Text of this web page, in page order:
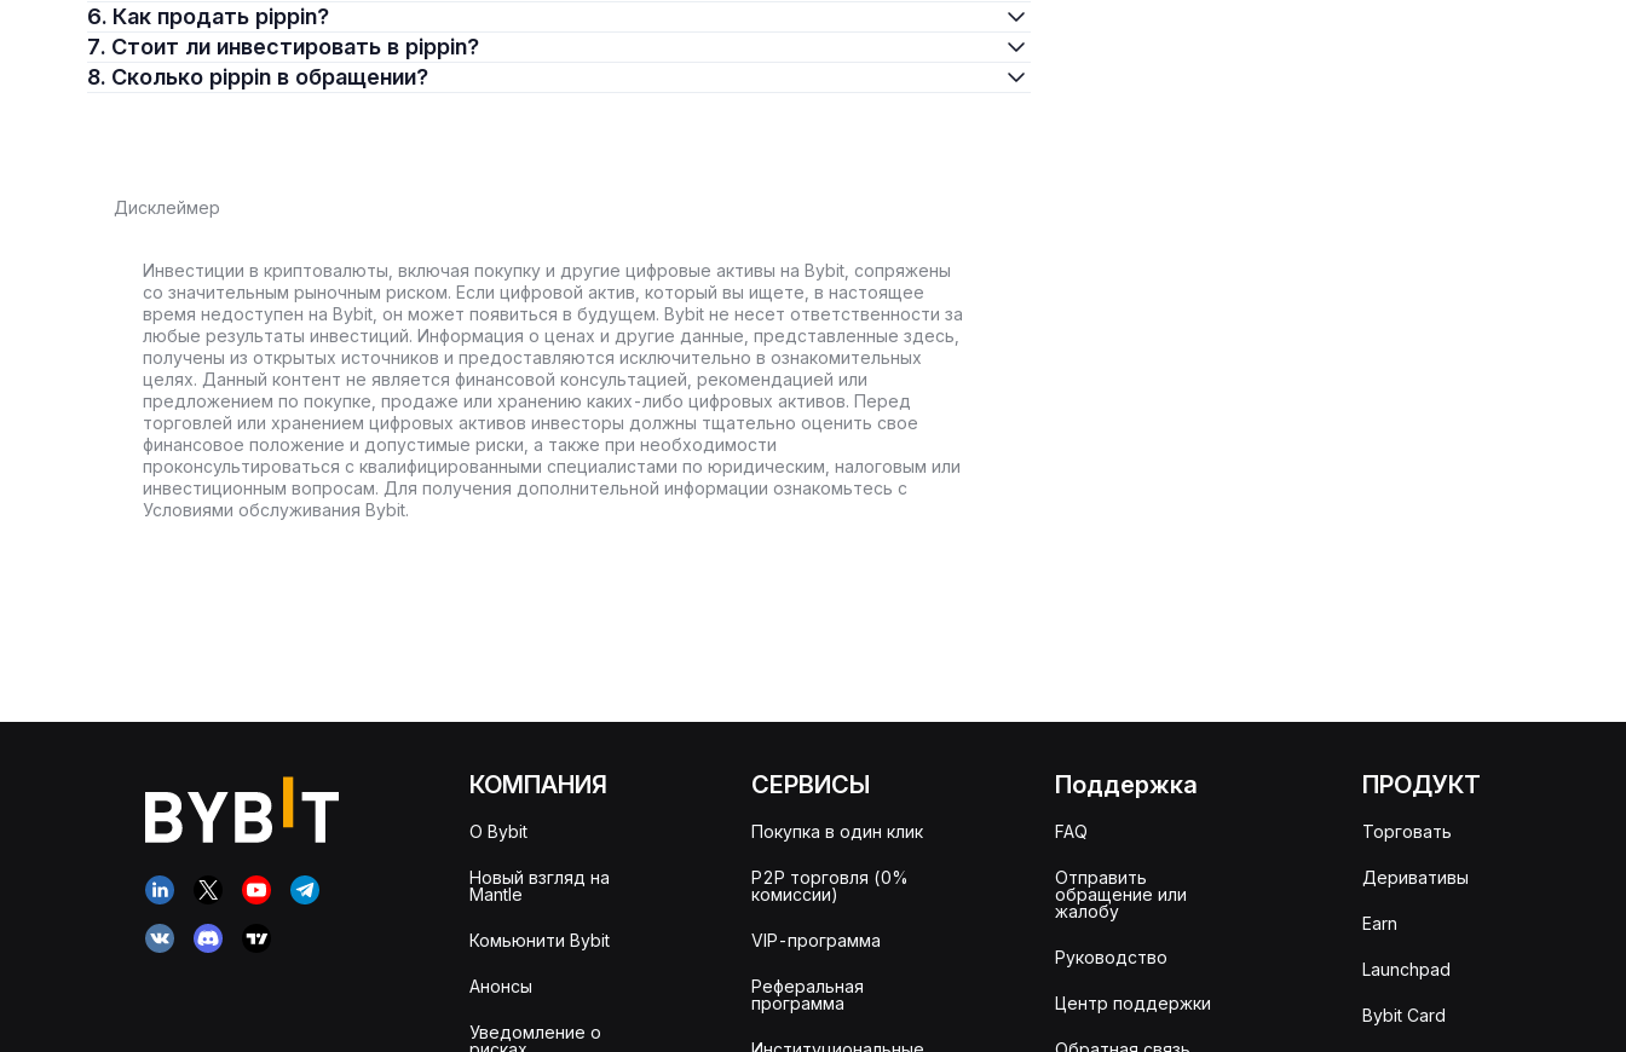
6. Как продать pippin?
7. Стоит ли инвестировать в pippin?
8. Сколько pippin в обращении?
Дисклеймер
Инвестиции в криптовалюты, включая покупку и другие цифровые активы на Bybit, сопряжены
со значительным рыночным риском. Если цифровой актив, который вы ищете, в настоящее
время недоступен на Bybit, он может появиться в будущем. Bybit не несет ответственности за
любые результаты инвестиций. Информация о ценах и другие данные, представленные здесь,
получены из открытых источников и предоставляются исключительно в ознакомительных
целях. Данный контент не является финансовой консультацией, рекомендацией или
предложением по покупке, продаже или хранению каких-либо цифровых активов. Перед
торговлей или хранением цифровых активов инвесторы должны тщательно оценить свое
финансовое положение и допустимые риски, а также при необходимости
проконсультироваться с квалифицированными специалистами по юридическим, налоговым или
инвестиционным вопросам. Для получения дополнительной информации ознакомьтесь с
Условиями обслуживания Bybit.
КОМПАНИЯ
О Bybit
Новый взгляд на
Mantle
Комьюнити Bybit
Анонсы
Уведомление о
СЕРВИСЫ
Покупка в один клик
P2P торговля (0%
комиссии)
VIP-программа
Реферальная
программа
Поддержка
FAQ
Отправить
обращение или
жалобу
Руководство
Центр поддержки
ПРОДУКТ
Торговать
Деривативы
Earn
Launchpad
Bybit Card